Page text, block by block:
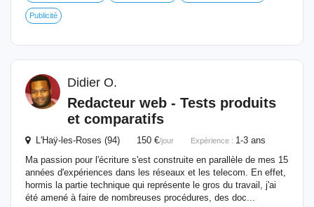
Publicité
Didier O.
Redacteur web - Tests produits
et comparatifs
L'Haÿ-les-Roses (94) 150 €/jour Expérience : 1-3 ans
Ma passion pour l'écriture s'est construite en parallèle de mes 15
années d'expériences dans les réseaux et les telecom. En effet,
hormis la partie technique qui représente le gros du travail, j'ai
été amené à faire de nombreuses procédures, des doc...